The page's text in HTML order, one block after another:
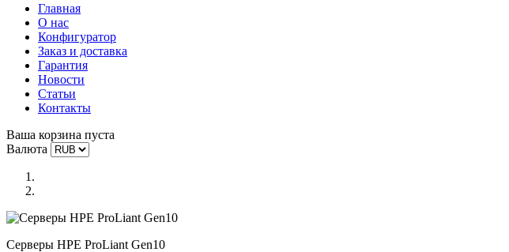
Главная
О нас
Конфигуратор
Заказ и доставка
Гарантия
Новости
Статьи
Контакты
Ваша корзина пуста
Валюта
Серверы HPE ProLiant Gen10